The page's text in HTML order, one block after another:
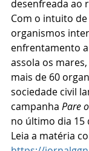
desenfreada ao
Com o intuito
organismos
enfrentamento
assola os
mais de 60
sociedade civil
campanha Pare
no último dia 15
Leia a matéria